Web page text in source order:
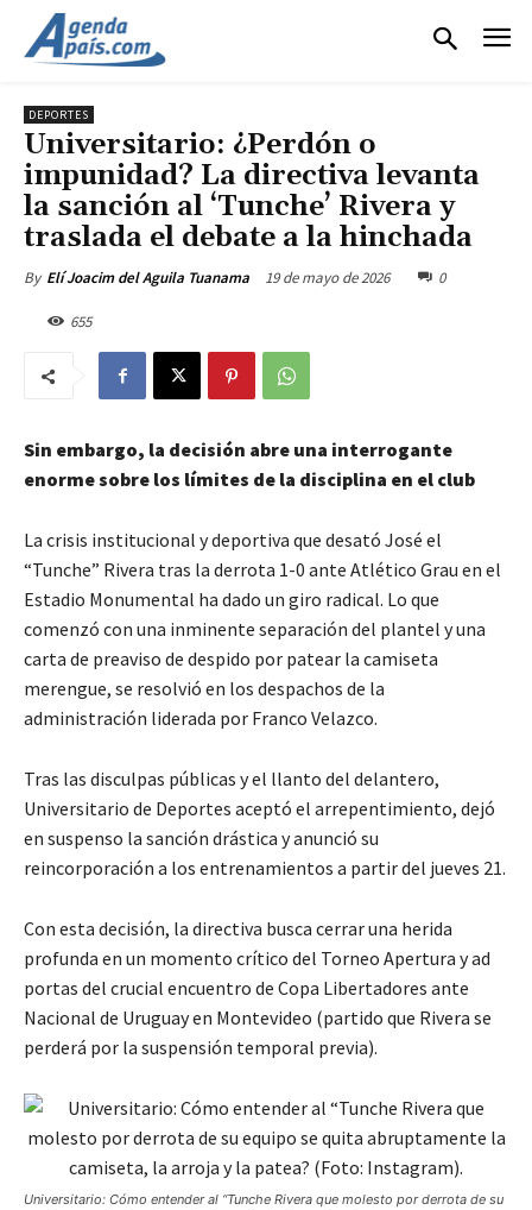
DEPORTES
Universitario: ¿Perdón o
impunidad? La directiva levanta
la sanción al ‘Tunche’ Rivera y
traslada el debate a la hinchada
By Elí Joacim del Aguila Tuanama 19 de mayo de 2026 0
655
Sin embargo, la decisión abre una interrogante
enorme sobre los límites de la disciplina en el club
La crisis institucional y deportiva que desató José el
“Tunche” Rivera tras la derrota 1-0 ante Atlético Grau en el
Estadio Monumental ha dado un giro radical. Lo que
comenzó con una inminente separación del plantel y una
carta de preaviso de despido por patear la camiseta
merengue, se resolvió en los despachos de la
administración liderada por Franco Velazco.
Tras las disculpas públicas y el llanto del delantero,
Universitario de Deportes aceptó el arrepentimiento, dejó
en suspenso la sanción drástica y anunció su
reincorporación a los entrenamientos a partir del jueves 21.
Con esta decisión, la directiva busca cerrar una herida
profunda en un momento crítico del Torneo Apertura y ad
portas del crucial encuentro de Copa Libertadores ante
Nacional de Uruguay en Montevideo (partido que Rivera se
perderá por la suspensión temporal previa).
Universitario: Cómo entender al “Tunche Rivera que molesto por derrota de su